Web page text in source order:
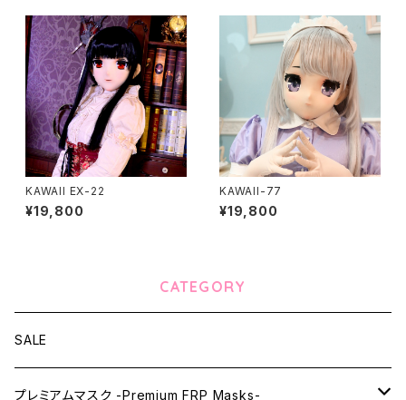
KAWAII EX-22
¥19,800
KAWAII-77
¥19,800
CATEGORY
SALE
プレミアムマスク -Premium FRP Masks-